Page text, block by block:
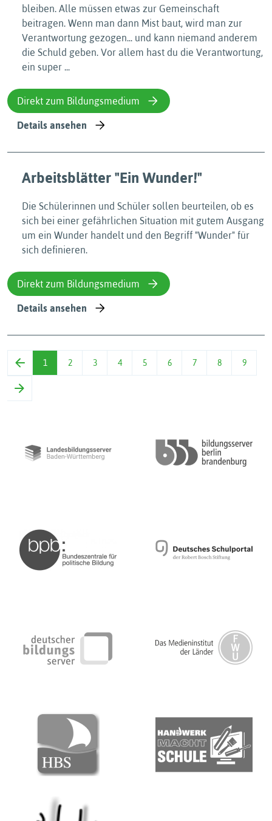
bleiben. Alle müssen etwas zur Gemeinschaft
beitragen. Wenn man dann Mist baut, wird man zur
Verantwortung gezogen... und kann niemand anderem
die Schuld geben. Vor allem hast du die Verantwortung,
ein super ...
Direkt zum Bildungsmedium
Details ansehen
Arbeitsblätter "Ein Wunder!"
Die Schülerinnen und Schüler sollen beurteilen, ob es
sich bei einer gefährlichen Situation mit gutem Ausgang
um ein Wunder handelt und den Begriff "Wunder" für
sich definieren.
Direkt zum Bildungsmedium
Details ansehen
1 2 3 4 5 6 7 8 9